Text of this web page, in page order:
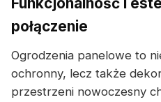
połączenie
Ogrodzenia panelowe to
ochronny, lecz także
przestrzeni nowoczesny